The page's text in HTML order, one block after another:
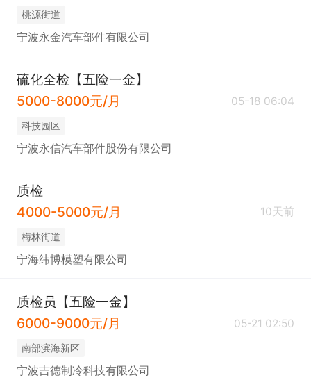
桃源街道
宁波永金汽车部件有限公司
硫化全检【五险一金】
5000-8000元/月
05-18 06:04
科技园区
宁波永信汽车部件股份有限公司
质检
4000-5000元/月
10天前
梅林街道
宁海纬博模塑有限公司
质检员【五险一金】
6000-9000元/月
05-21 02:50
南部滨海新区
宁波吉德制冷科技有限公司